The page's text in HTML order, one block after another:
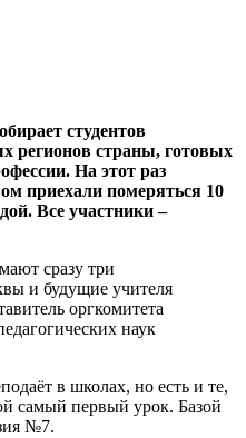
студентов
регионов страны, готовых
На этот раз
приехали померяться 10
Все участники –
сразу три
и будущие учителя
оргкомитета
наук
в школах, но есть и те,
самый первый урок. Базой
№7.